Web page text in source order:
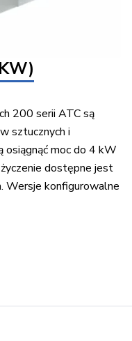
200 serii ATC są
sztucznych i
osiągnąć moc do 4 kW
dostępne jest
Wersje konfigurowalne